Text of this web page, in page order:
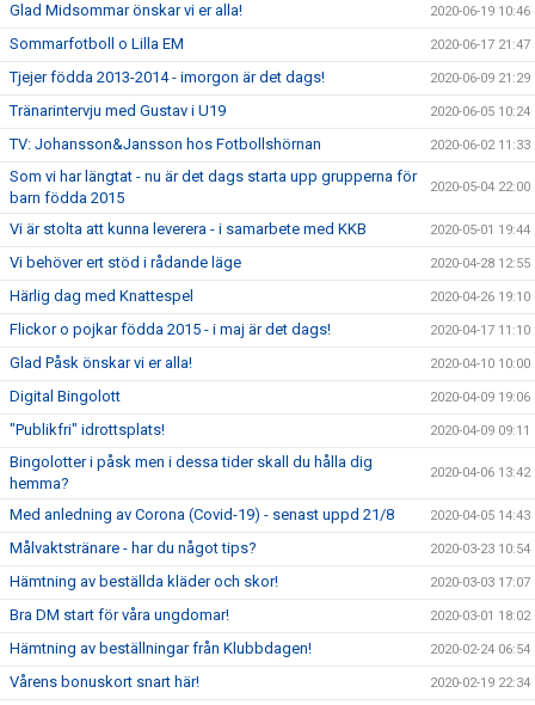
Glad Midsommar önskar vi er alla! 2020-06-19 10:46
Sommarfotboll o Lilla EM 2020-06-17 21:47
Tjejer födda 2013-2014 - imorgon är det dags! 2020-06-09 21:29
Tränarintervju med Gustav i U19 2020-06-05 10:24
TV: Johansson&Jansson hos Fotbollshörnan 2020-06-02 11:33
Som vi har längtat - nu är det dags starta upp grupperna för
barn födda 2015
2020-05-04 22:00
Vi är stolta att kunna leverera - i samarbete med KKB 2020-05-01 19:44
Vi behöver ert stöd i rådande läge 2020-04-28 12:55
Härlig dag med Knattespel 2020-04-26 19:10
Flickor o pojkar födda 2015 - i maj är det dags! 2020-04-17 11:10
Glad Påsk önskar vi er alla! 2020-04-10 10:00
Digital Bingolott 2020-04-09 19:06
"Publikfri" idrottsplats! 2020-04-09 09:11
Bingolotter i påsk men i dessa tider skall du hålla dig
hemma?
2020-04-06 13:42
Med anledning av Corona (Covid-19) - senast uppd 21/8 2020-04-05 14:43
Målvaktstränare - har du något tips? 2020-03-23 10:54
Hämtning av beställda kläder och skor! 2020-03-03 17:07
Bra DM start för våra ungdomar! 2020-03-01 18:02
Hämtning av beställningar från Klubbdagen! 2020-02-24 06:54
Vårens bonuskort snart här! 2020-02-19 22:34